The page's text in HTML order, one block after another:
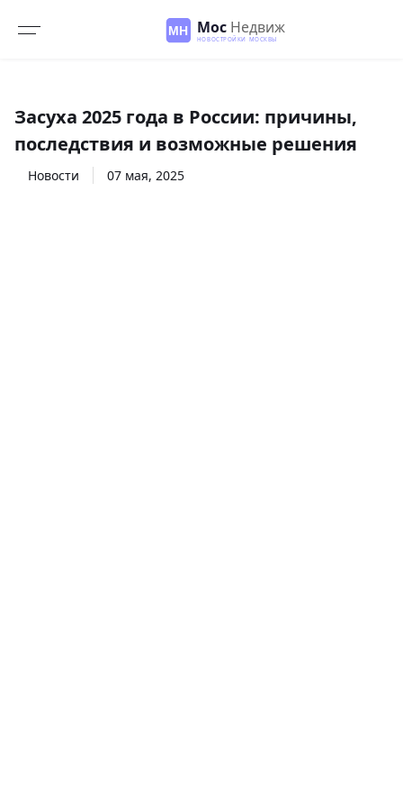
Засуха 2025 года в России: причины,
последствия и возможные решения
Новости 07 мая, 2025